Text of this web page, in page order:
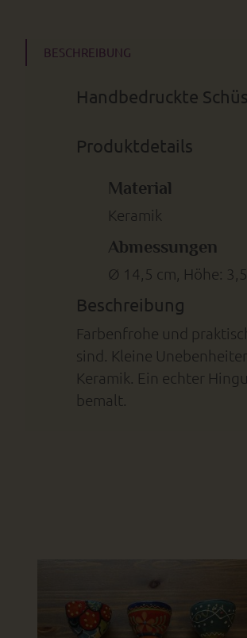
BESCHREIBUNG
Handbedruckte
Produktdetails
Material
Keramik
Abmessungen
Ø 14,5 cm, Höhe:
Beschreibung
Farbenfrohe und
sind. Kleine
Keramik. Ein echter
bemalt.